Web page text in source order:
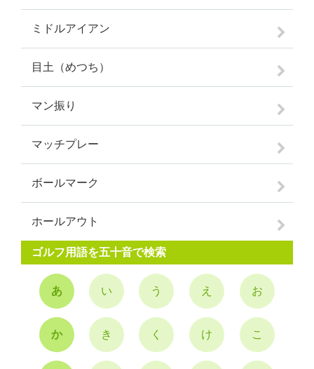
ミドルアイアン
目土（めつち）
マン振り
マッチプレー
ボールマーク
ホールアウト
ゴルフ用語を五十音で検索
あ い う え お
か き く け こ